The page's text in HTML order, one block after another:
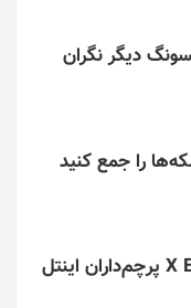
دیگر نگران
تراشه اسنپدراگون X Elite پرچم‌داران اینتل